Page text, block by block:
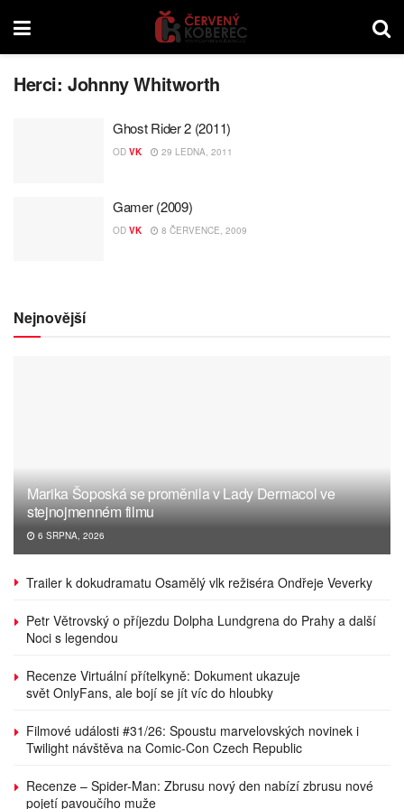
Herci:Johnny Whitworth
Ghost Rider 2 (2011)
OD VK 29 LEDNA, 2011
Gamer (2009)
OD VK 8 ČERVENCE, 2009
Nejnovější
Marika Šoposká se proměnila v Lady Dermacol ve
stejnojmenném filmu
6 SRPNA, 2026
Trailer k dokudramatu Osamělý vlk režiséra Ondřeje Veverky
Petr Větrovský o příjezdu Dolpha Lundgrena do Prahy a další
Noci s legendou
Recenze Virtuální přítelkyně: Dokument ukazuje
svět OnlyFans, ale bojí se jít víc do hloubky
Filmové události #31/26: Spoustu marvelovských novinek i
Twilight návštěva na Comic-Con Czech Republic
Recenze – Spider-Man: Zbrusu nový den nabízí zbrusu nové
pojetí pavoučího muže